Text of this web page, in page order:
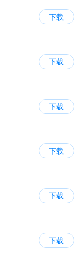
下载
下载
下载
下载
下载
下载